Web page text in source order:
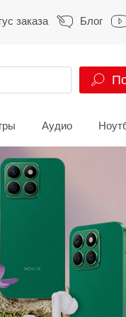
заказа Блог
HUAWEI
HUAWEI Mate
Аудио